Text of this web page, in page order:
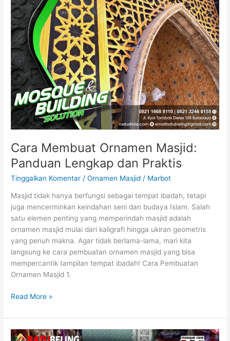
Cara Membuat Ornamen Masjid:
Panduan Lengkap dan Praktis
Tinggalkan Komentar /Ornamen Masjid / Marbot
Masjid tidak hanya berfungsi sebagai tempat ibadah, tetapi
juga mencerminkan keindahan seni dan budaya Islam. Salah
satu elemen penting yang memperindah masjid adalah
ornamen masjid mulai dari kaligrafi hingga ukiran geometris
yang penuh makna. Agar tidak berlama-lama, mari kita
langsung ke cara pembuatan ornamen masjid yang bisa
mempercantik tampilan tempat ibadah! Cara Pembuatan
Ornamen Masjid 1.
Praktis
Read More »
Daftar